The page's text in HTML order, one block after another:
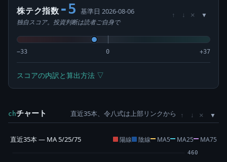
株テク指数 -5 基準日 2026-08-06
独自スコア。投資判断は読者ご自身で
↑ ↓ ×
−33 0 +37
スコアの内訳と算出方法 ▽
chチャート 直近35本、令八式は上部リンクから ↑ ↓ ×
直近35本 — MA 5/25/75 陽線 陰線 MA5 MA25 MA75
460